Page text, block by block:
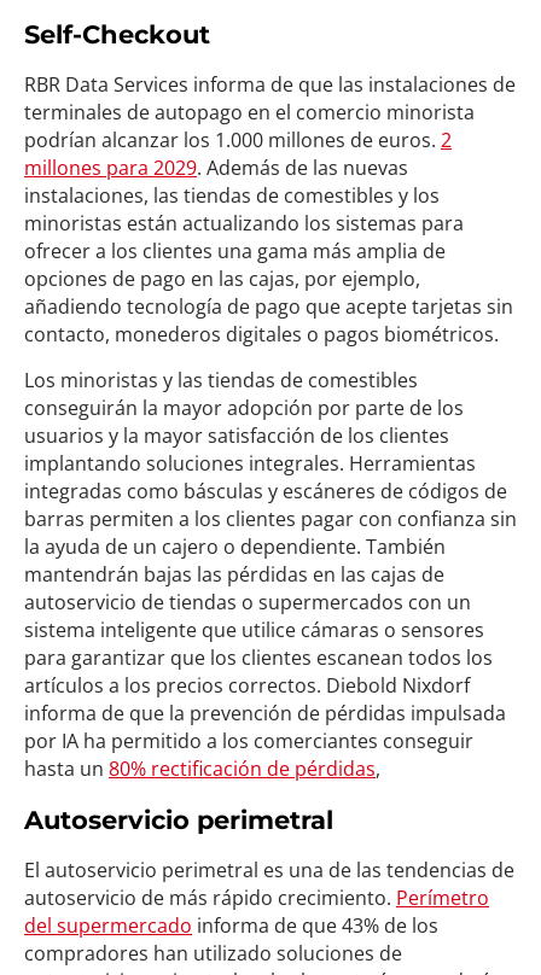
Self-Checkout
RBR Data Services informa de que las instalaciones de
terminales de autopago en el comercio minorista
podrían alcanzar los 1.000 millones de euros. 2
millones para 2029. Además de las nuevas
instalaciones, las tiendas de comestibles y los
minoristas están actualizando los sistemas para
ofrecer a los clientes una gama más amplia de
opciones de pago en las cajas, por ejemplo,
añadiendo tecnología de pago que acepte tarjetas sin
contacto, monederos digitales o pagos biométricos.
Los minoristas y las tiendas de comestibles
conseguirán la mayor adopción por parte de los
usuarios y la mayor satisfacción de los clientes
implantando soluciones integrales. Herramientas
integradas como básculas y escáneres de códigos de
barras permiten a los clientes pagar con confianza sin
la ayuda de un cajero o dependiente. También
mantendrán bajas las pérdidas en las cajas de
autoservicio de tiendas o supermercados con un
sistema inteligente que utilice cámaras o sensores
para garantizar que los clientes escanean todos los
artículos a los precios correctos. Diebold Nixdorf
informa de que la prevención de pérdidas impulsada
por IA ha permitido a los comerciantes conseguir
hasta un 80% rectificación de pérdidas,
Autoservicio perimetral
El autoservicio perimetral es una de las tendencias de
autoservicio de más rápido crecimiento. Perímetro
del supermercado informa de que 43% de los
compradores han utilizado soluciones de